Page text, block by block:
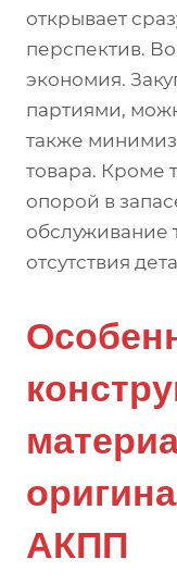
открывает
перспектив.
экономия.
партиями,
также
товара. Кроме
опорой в
обслуживание
отсутствия
АКПП